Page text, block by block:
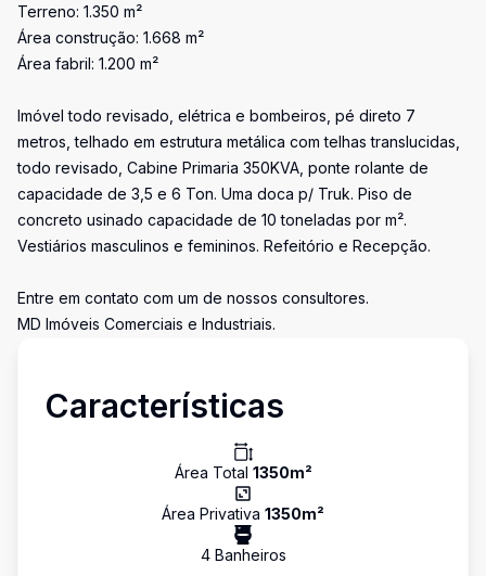
Terreno: 1.350 m²
Área construção: 1.668 m²
Área fabril: 1.200 m²
Imóvel todo revisado, elétrica e bombeiros, pé direto 7
metros, telhado em estrutura metálica com telhas translucidas,
todo revisado, Cabine Primaria 350KVA, ponte rolante de
capacidade de 3,5 e 6 Ton. Uma doca p/ Truk. Piso de
concreto usinado capacidade de 10 toneladas por m².
Vestiários masculinos e femininos. Refeitório e Recepção.
Entre em contato com um de nossos consultores.
MD Imóveis Comerciais e Industriais.
Características
Área Total 1350m²
Área Privativa 1350m²
4Banheiros